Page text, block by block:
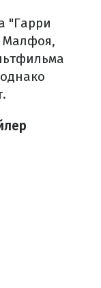
"Гарри
Малфоя,